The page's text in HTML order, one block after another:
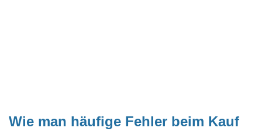
Wie man häufige Fehler beim Kauf